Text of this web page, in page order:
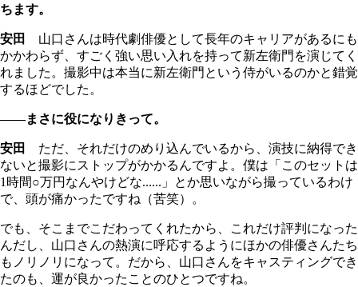
ちます。
安田
山口さんは時代劇俳優として長年のキャリアがあるにも
かかわらず、すごく強い思い入れを持って新左衛門を演じてく
れました。撮影中は本当に新左衛門という侍がいるのかと錯覚
するほどでした。
――まさに役になりきって。
安田
ただ、それだけのめり込んでいるから、演技に納得でき
ないと撮影にストップがかかるんですよ。僕は「このセットは
1時間○万円なんやけどな......」とか思いながら撮っているわけ
で、頭が痛かったですね（苦笑）。
でも、そこまでこだわってくれたから、これだけ評判になった
んだし、山口さんの熱演に呼応するようにほかの俳優さんたち
もノリノリになって。だから、山口さんをキャスティングでき
たのも、運が良かったことのひとつですね。